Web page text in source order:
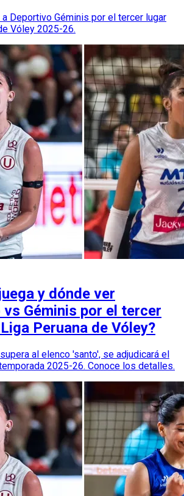
Deportivo Géminis por el tercer lugar
Vóley 2025-26.
y dónde ver
Géminis por el tercer
Peruana de Vóley?
al elenco 'santo', se adjudicará el
2025-26. Conoce los detalles.